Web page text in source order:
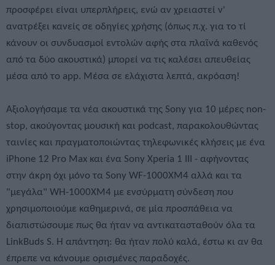
προσφέρει είναι υπερπλήρεις, ενώ αν χρειαστεί ν'
ανατρέξει κανείς σε οδηγίες χρήσης (όπως π.χ. για το τί
κάνουν οι συνδυασμοί εντολών αφής στα πλαϊνά καθενός
από τα δύο ακουστικά) μπορεί να τις καλέσει απευθείας
μέσα από το app. Μέσα σε ελάχιστα λεπτά, ακρόαση!
Αξιολογήσαμε τα νέα ακουστικά της Sony για 10 μέρες non-
stop, ακούγοντας μουσική και podcast, παρακολουθώντας
ταινίες και πραγματοποιώντας τηλεφωνικές κλήσεις με ένα
iPhone 12 Pro Max και ένα Sony Xperia 1 III - αφήνοντας
στην άκρη όχι μόνο τα Sony WF-1000XM4 αλλά και τα
"μεγάλα" WH-1000XM4 με ενσύρματη σύνδεση που
χρησιμοποιούμε καθημερινά, σε μία προσπάθεια να
διαπιστώσουμε πως θα ήταν να αντικατασταθούν όλα τα
LinkBuds S. Η απάντηση: θα ήταν πολύ καλά, έστω κι αν θα
έπρεπε να κάνουμε ορισμένες παραδοχές.